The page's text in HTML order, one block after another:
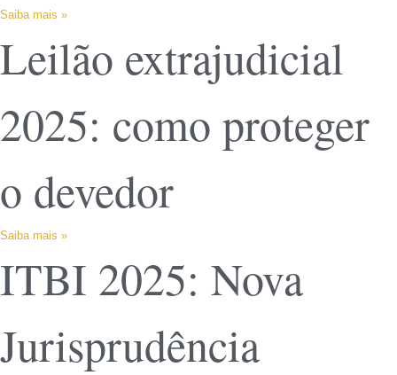
Saiba mais »
Leilão extrajudicial
2025: como proteger
o devedor
Saiba mais »
ITBI 2025: Nova
Jurisprudência